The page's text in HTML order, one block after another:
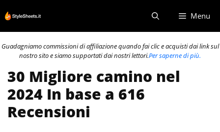
al
contenuto
Menu
Guadagniamo commissioni di affiliazione quando fai clic e acquisti dai link sul
nostro sito e siamo supportati dai nostri lettori.Per saperne di più.
30 Migliore camino nel
2024 In base a 616
Recensioni